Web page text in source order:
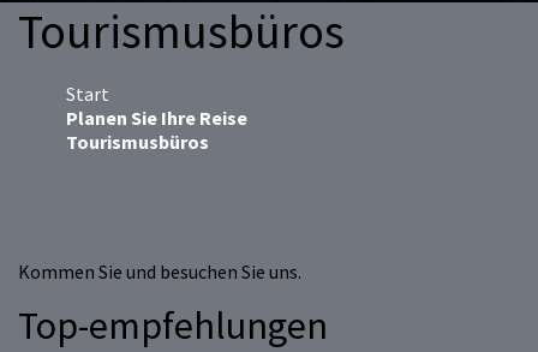
Tourismusbüros
Start
Planen Sie Ihre Reise
Tourismusbüros
Kommen Sie und besuchen Sie uns.
Top-empfehlungen